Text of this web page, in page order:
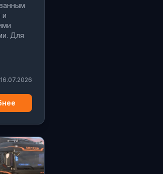
и
Для
16.07.2026